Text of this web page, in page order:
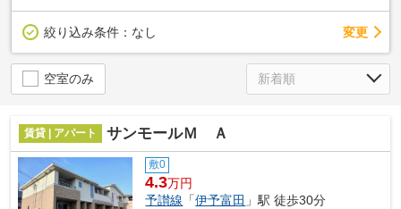
絞り込み条件： なし 変更
空室のみ
賃貸 | アパート サンモールＭ Ａ
敷0
4.3万円
予讃線 「伊予富田 」駅 徒歩30分